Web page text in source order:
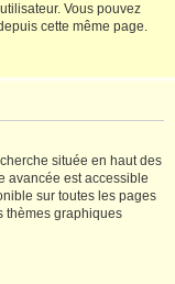
Vous pouvez
cette même page.
située en haut des
avancée est accessible
sur toutes les pages
thèmes graphiques